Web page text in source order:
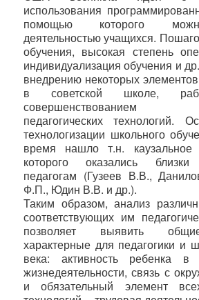
использования
помощью которого
деятельностью учащихся.
обучения, высокая степень
индивидуализация обучения и
внедрению некоторых
в советской школе,
совершенствованием
педагогических технологий.
технологизации школьного
время нашло т.н. каузальное
которого оказались близки
педагогам (Гузеев В.В.,
Ф.П., Юдин В.В. и др.).
Таким образом, анализ
соответствующих им
позволяет выявить
характерные для педагогики и
века: активность ребенка в
жизнедеятельности, связь с
и обязательный элемент